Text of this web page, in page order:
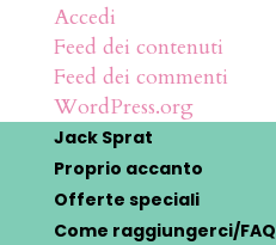
Accedi
Feed dei contenuti
Feed dei commenti
WordPress.org
Jack Sprat
Proprio accanto
Offerte speciali
Come raggiungerci/FAQ